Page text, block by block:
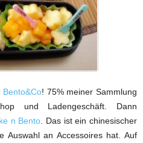
Bento&Co! 75% meiner Sammlung
und Ladengeschäft. Dann
n Bento . Das ist ein chinesischer
Auswahl an Accessoires hat. Auf